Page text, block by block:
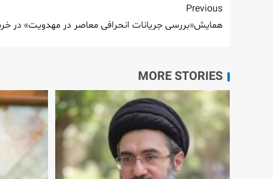
Previous
همایش«بررسی جریانات انحرافی معاصر در مهدویت» در خرم
MORE STORIES